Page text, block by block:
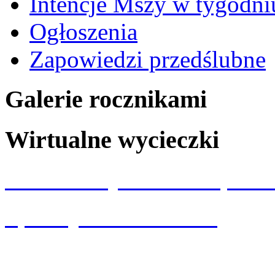
Ogłoszenia
Zapowiedzi przedślubne
Galerie rocznikami
Wirtualne wycieczki